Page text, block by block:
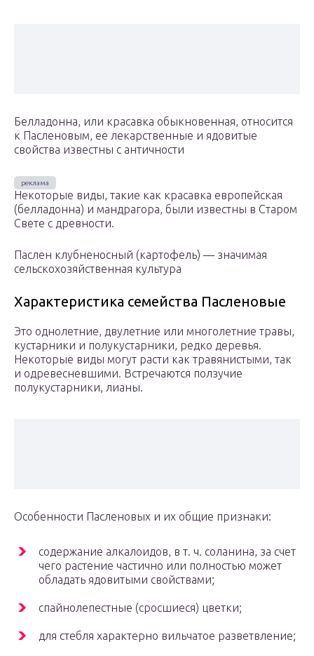
Белладонна, или красавка обыкновенная, относится
к Пасленовым, ее лекарственные и ядовитые
свойства известны с античности
Некоторые виды, такие как красавка европейская
(белладонна) и мандрагора, были известны в Старом
Свете с древности.
Паслен клубненосный (картофель) — значимая
сельскохозяйственная культура
Характеристика семейства Пасленовые
Это однолетние, двулетние или многолетние травы,
кустарники и полукустарники, редко деревья.
Некоторые виды могут расти как травянистыми, так
и одревесневшими. Встречаются ползучие
полукустарники, лианы.
Особенности Пасленовых и их общие признаки:
содержание алкалоидов, в т. ч. соланина, за счет
чего растение частично или полностью может
обладать ядовитыми свойствами;
спайнолепестные (сросшиеся) цветки;
для стебля характерно вильчатое разветвление;